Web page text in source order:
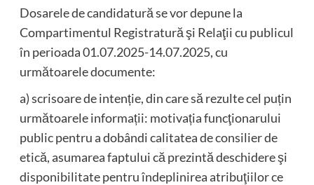
Dosarele de candidatură se vor depune la
Compartimentul Registratură şi Relaţii cu publicul
în perioada 01.07.2025-14.07.2025, cu
următoarele documente:
a) scrisoare de intenție, din care să rezulte cel puțin
următoarele informații: motivația funcţionarului
public pentru a dobândi calitatea de consilier de
etică, asumarea faptului că prezintă deschidere şi
disponibilitate pentru îndeplinirea atribuţiilor ce